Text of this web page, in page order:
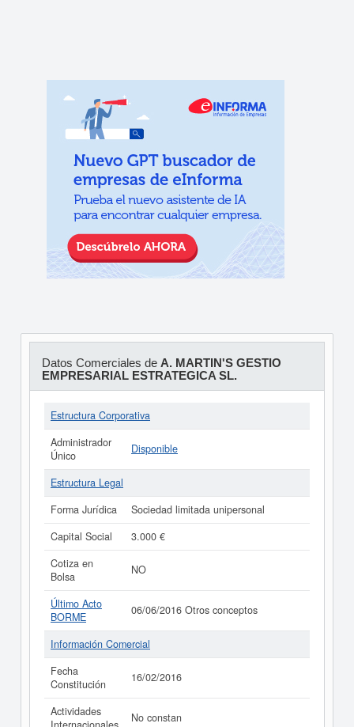
Datos Comerciales de A. MARTIN'S GESTIO
EMPRESARIAL ESTRATEGICA SL.
Estructura Corporativa
Administrador
Único
Disponible
Estructura Legal
Forma Jurídica
Sociedad limitada unipersonal
Capital Social
3.000 €
Cotiza en
Bolsa
NO
Último Acto
BORME
06/06/2016 Otros conceptos
Información Comercial
Fecha
Constitución
16/02/2016
Actividades
No constan